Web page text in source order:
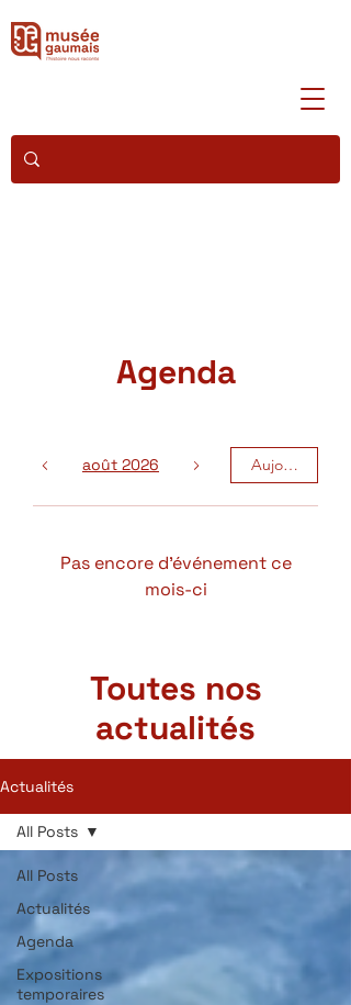
Agenda
août 2026 Aujourd'hui
Pas encore d'événement ce
mois-ci
Toutes nos
actualités
Actualités
All Posts
Actualités
Agenda
Expositions
temporaires
All Posts